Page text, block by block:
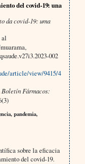
del covid-19: una
da covid-19: uma
002
article/view/9415/4
Boletín Fármacos:
pandemia,
sobre la eficacia
del covid-19.